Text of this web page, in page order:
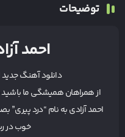
توضیحات
احمد
دانلود آهنگ جدید
از همراهان همیشگی ما باشید
خوب در